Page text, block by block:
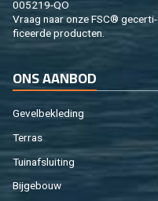
005219-QO
Vraag naar onze FSC® ge­cer­ti­
fi­ceer­de pro­duc­ten.
ONS AAN­BOD
Ge­vel­be­kle­ding
Ter­ras
Tuin­af­slui­ting
Bij­ge­bouw